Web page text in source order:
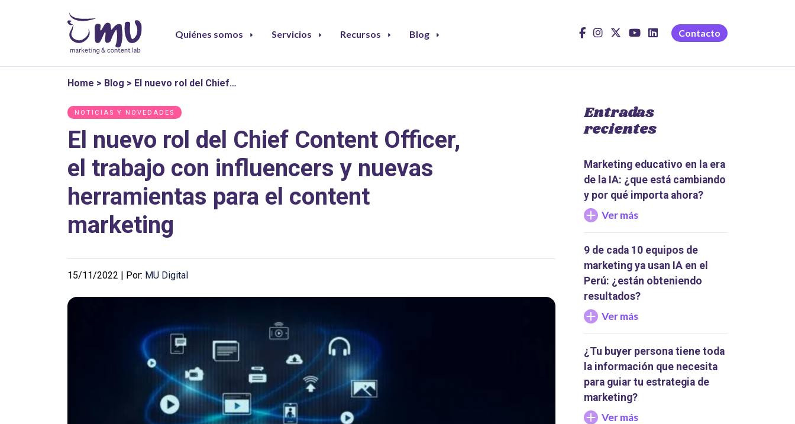
Quiénes somos Servicios Recursos Blog Contacto
Home > Blog > El nuevo rol del Chief…
NOTICIAS Y NOVEDADES
El nuevo rol del Chief Content Officer,
el trabajo con influencers y nuevas
herramientas para el content
marketing
15/11/2022 | Por: MU Digital
Entradas
recientes
Marketing educativo en la era
de la IA: ¿que está cambiando
y por qué importa ahora?
Ver más
9 de cada 10 equipos de
marketing ya usan IA en el
Perú: ¿están obteniendo
resultados?
Ver más
¿Tu buyer persona tiene toda
la información que necesita
para guiar tu estrategia de
marketing?
Ver más